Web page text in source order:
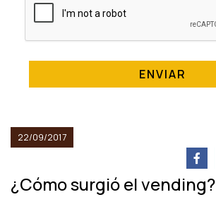
ENVIAR
22/09/2017
¿Cómo surgió el vending?